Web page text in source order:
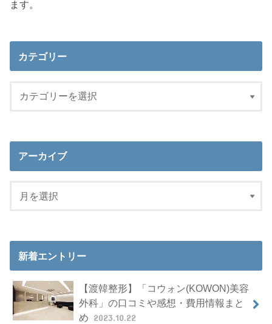
ます。
カテゴリー
アーカイブ
新着エントリー
【渡韓整形】「コウォン(KOWON)美容
外科」の口コミや感想・費用情報まと
め 2023.10.22